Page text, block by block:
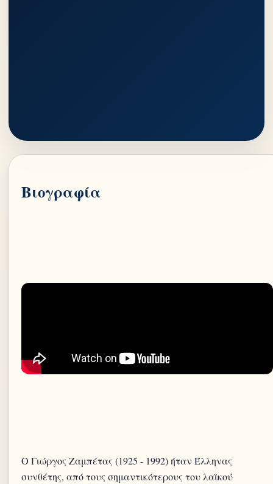
Βιογραφία
Ο Γιώργος Ζαμπέτας (1925 - 1992) ήταν Έλληνας
συνθέτης, από τους σημαντικότερους του λαϊκού